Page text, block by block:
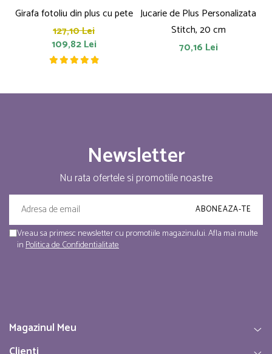
Girafa fotoliu din plus cu pete
127,10 Lei
109,82 Lei
Jucarie de Plus Personalizata
Stitch, 20 cm
70,16 Lei
Newsletter
Nu rata ofertele si promotiile noastre
Vreau sa primesc newsletter cu promotiile magazinului. Afla mai multe
inPolitica de Confidentialitate
Magazinul Meu